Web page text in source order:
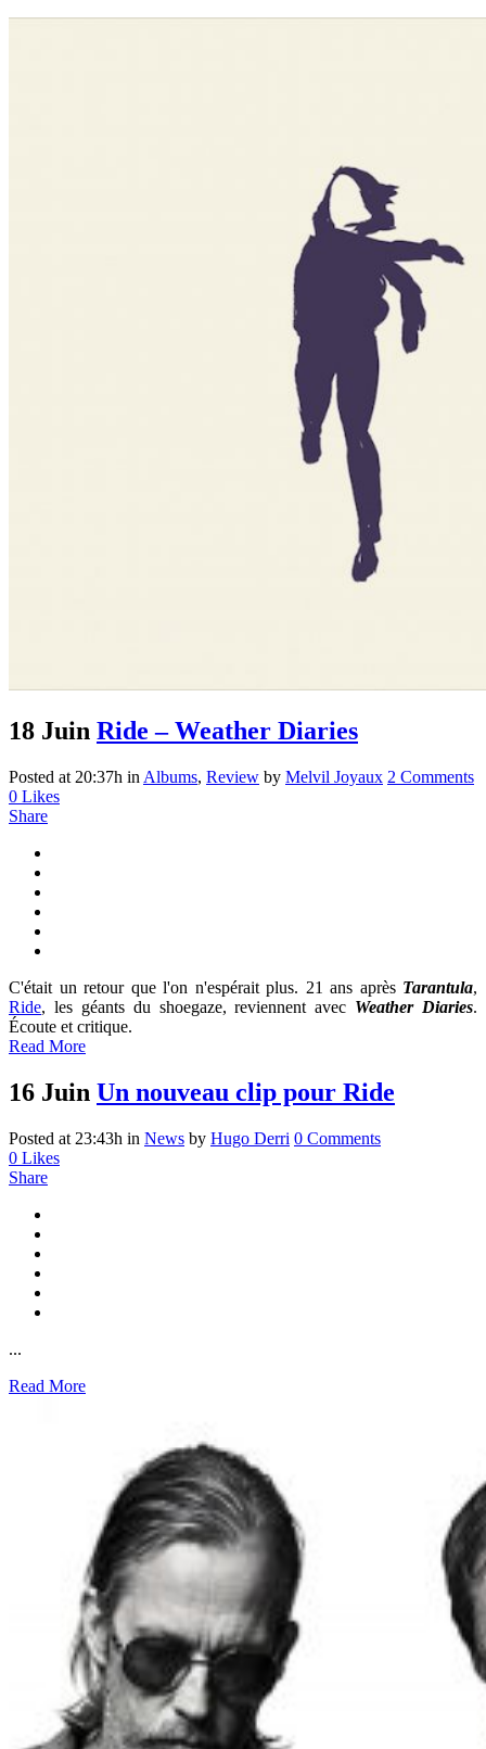
18 Juin Ride – Weather Diaries
Posted at 20:37h in Albums, Review by Melvil Joyaux 2 Comments
0 Likes
Share
C'était un retour que l'on n'espérait plus. 21 ans après Tarantula,
Ride, les géants du shoegaze, reviennent avec Weather Diaries.
Écoute et critique.
Read More
16 Juin Un nouveau clip pour Ride
Posted at 23:43h in News by Hugo Derri 0 Comments
0 Likes
Share
...
Read More